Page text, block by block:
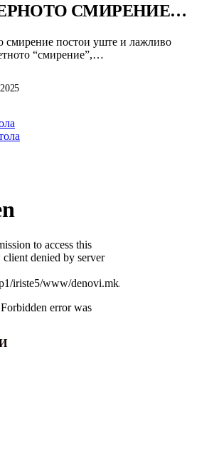
СМИРЕНИЕ…
смирение постои уште и лажливо
“смирение”,…